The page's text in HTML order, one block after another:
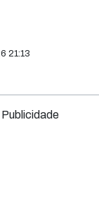
21:13
Publicidade